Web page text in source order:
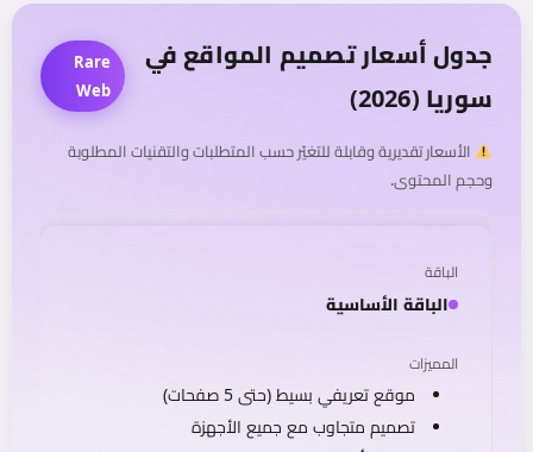
جدول أسعار تصميم المواقع في
سوريا (2026)
Rare
Web
الأسعار تقديرية وقابلة للتغيّر حسب المتطلبات والتقنيات المطلوبة
وحجم المحتوى.
الباقة الأساسية
موقع تعريفي بسيط (حتى 5 صفحات)
تصميم متجاوب مع جميع الأجهزة